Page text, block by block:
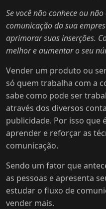
Se você não conhece ou
comunicação da sua
aprimorar suas inserções.
melhor e aumentar o seu
Vender um produto ou
só quem trabalha com a
sabe como pode ser
através dos diversos
publicidade. Por isso que
aprender e reforçar as
comunicação.
Sendo um fator que
as pessoas e apresenta
estudar o fluxo de
vender mais.